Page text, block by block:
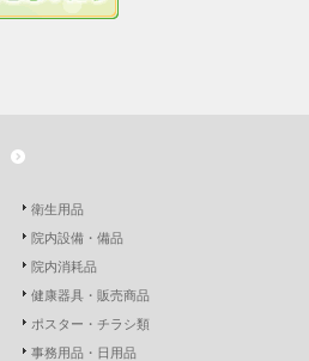
衛生用品
院内設備・備品
院内消耗品
健康器具・販売商品
ポスター・チラシ類
事務用品・日用品